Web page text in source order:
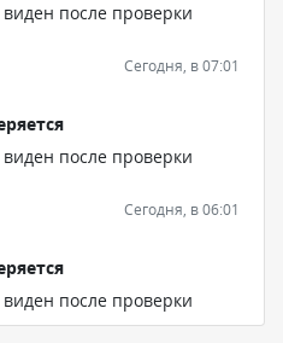
после проверки
Сегодня, в 07:01
после проверки
Сегодня, в 06:01
после проверки